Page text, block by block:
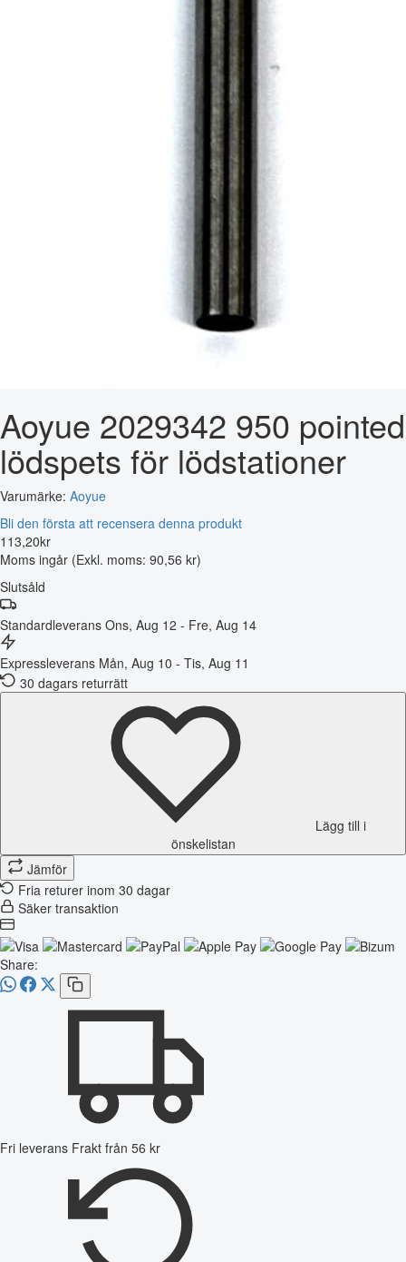
Aoyue 2029342 950 pointed
lödspets för lödstationer
Varumärke: Aoyue
Bli den första att recensera denna produkt
113,20kr
Moms ingår (Exkl. moms: 90,56 kr)
Slutsåld
Standardleverans Ons, Aug 12 - Fre, Aug 14
Expressleverans Mån, Aug 10 - Tis, Aug 11
30 dagars returrätt
Lägg till i
önskelistan
Jämför
Fria returer inom 30 dagar
Säker transaktion
Share:
Fri leverans Frakt från 56 kr